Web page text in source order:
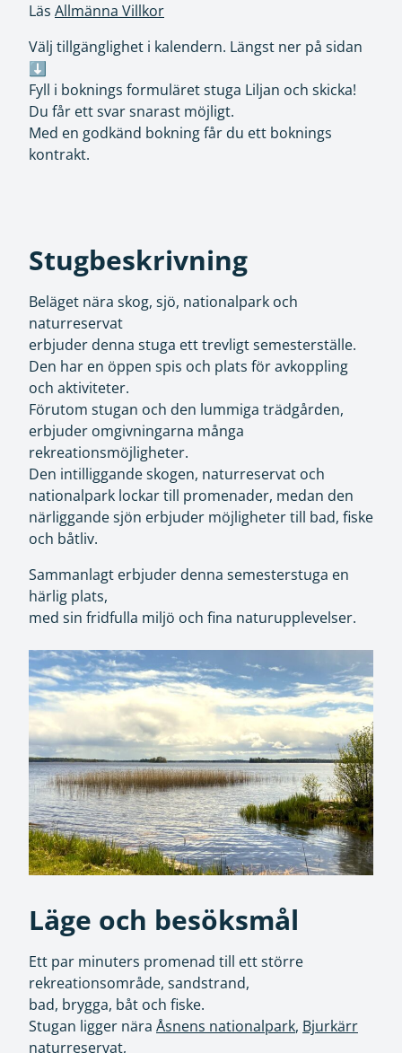
Läs Allmänna Villkor
Välj tillgänglighet i kalendern. Längst ner på sidan
⬇️
Fyll i boknings formuläret stuga Liljan och skicka!
Du får ett svar snarast möjligt.
Med en godkänd bokning får du ett boknings
kontrakt.
Stugbeskrivning
Beläget nära skog, sjö, nationalpark och
naturreservat
erbjuder denna stuga ett trevligt semesterställe.
Den har en öppen spis och plats för avkoppling
och aktiviteter.
Förutom stugan och den lummiga trädgården,
erbjuder omgivningarna många
rekreationsmöjligheter.
Den intilliggande skogen, naturreservat och
nationalpark lockar till promenader, medan den
närliggande sjön erbjuder möjligheter till bad, fiske
och båtliv.
Sammanlagt erbjuder denna semesterstuga en
härlig plats,
med sin fridfulla miljö och fina naturupplevelser.
Läge och besöksmål
Ett par minuters promenad till ett större
rekreationsområde, sandstrand,
bad, brygga, båt och fiske.
Stugan ligger nära Åsnens nationalpark, Bjurkärr
naturreservat,